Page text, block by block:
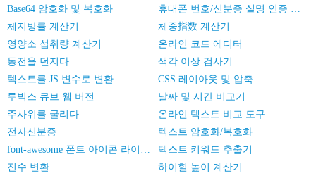
Base64 암호화 및 복호화
휴대폰 번호/신분증 실명 인증 일괄 검증
체지방률 계산기
체중指数 계산기
영양소 섭취량 계산기
온라인 코드 에디터
동전을 던지다
색각 이상 검사기
텍스트를 JS 변수로 변환
CSS 레이아웃 및 압축
루빅스 큐브 웹 버전
날짜 및 시간 비교기
주사위를 굴리다
온라인 텍스트 비교 도구
전자신분증
텍스트 암호화/복호화
font-awesome 폰트 아이콘 라이브러리
텍스트 키워드 추출기
진수 변환
하이힐 높이 계산기